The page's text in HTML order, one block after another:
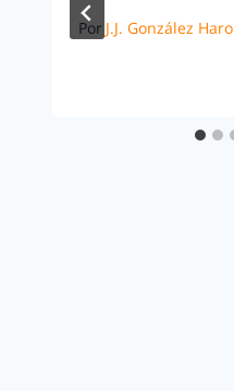
Por J.J. González Haro